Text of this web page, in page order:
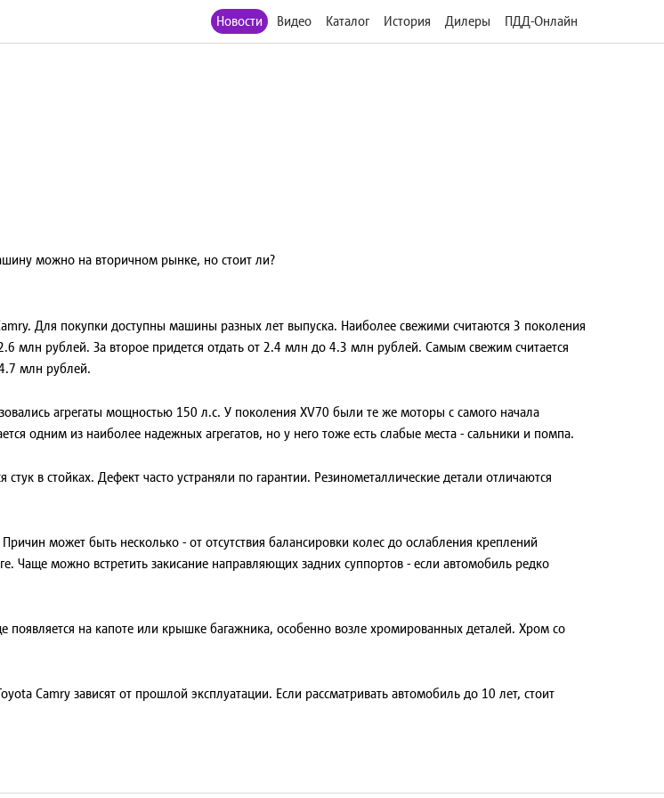
Новости Видео Каталог История Дилеры ПДД-Онлайн
можно на вторичном рынке, но стоит ли?
Для покупки доступны машины разных лет выпуска. Наиболее свежими считаются 3 поколения
млн рублей. За второе придется отдать от 2.4 млн до 4.3 млн рублей. Самым свежим считается
млн рублей.
агрегаты мощностью 150 л.с. У поколения XV70 были те же моторы с самого начала
одним из наиболее надежных агрегатов, но у него тоже есть слабые места - сальники и помпа.
в стойках. Дефект часто устраняли по гарантии. Резинометаллические детали отличаются
может быть несколько - от отсутствия балансировки колес до ослабления креплений
Чаще можно встретить закисание направляющих задних суппортов - если автомобиль редко
на капоте или крышке багажника, особенно возле хромированных деталей. Хром со
Camry зависят от прошлой эксплуатации. Если рассматривать автомобиль до 10 лет, стоит